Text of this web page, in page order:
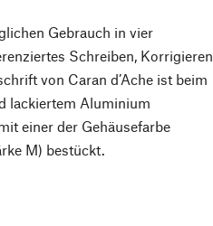
Gebrauch in vier
Schreiben, Korrigieren
von Caran d’Ache ist beim
lackiertem Aluminium
einer der Gehäusefarbe
M) bestückt.